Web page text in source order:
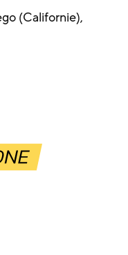
(Californie),